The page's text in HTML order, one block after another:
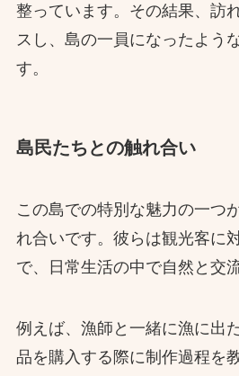
整っています。その結果、訪
スし、島の一員になったよう
す。
島民たちとの触れ合い
この島での特別な魅力の一つ
れ合いです。彼らは観光客に
で、日常生活の中で自然と交
例えば、漁師と一緒に漁に出
品を購入する際に制作過程を